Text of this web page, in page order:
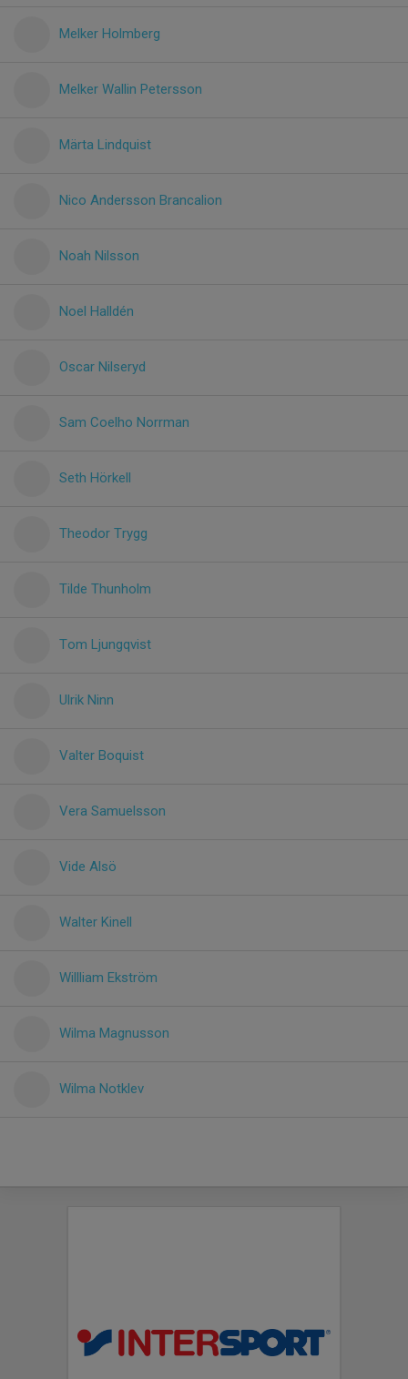
Melker Holmberg
Melker Wallin Petersson
Märta Lindquist
Nico Andersson Brancalion
Noah Nilsson
Noel Halldén
Oscar Nilseryd
Sam Coelho Norrman
Seth Hörkell
Theodor Trygg
Tilde Thunholm
Tom Ljungqvist
Ulrik Ninn
Valter Boquist
Vera Samuelsson
Vide Alsö
Walter Kinell
Willliam Ekström
Wilma Magnusson
Wilma Notklev